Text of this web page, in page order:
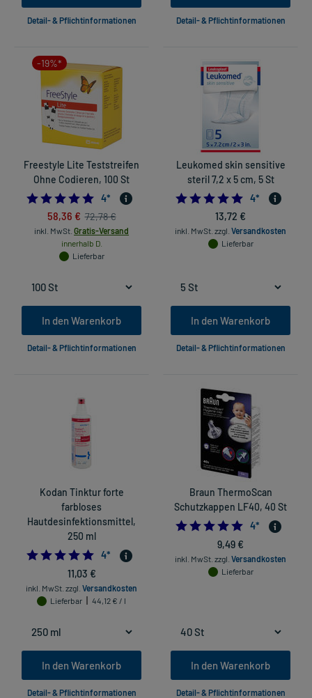
Detail- & Pflichtinformationen Detail- & Pflichtinformationen
-19%*
Freestyle Lite Teststreifen
Ohne Codieren, 100 St
5.0
4*
58,36 € 72,78 €
inkl. MwSt. Gratis-Versand
innerhalb D.
Lieferbar
In den Warenkorb
Detail- & Pflichtinformationen
Leukomed skin sensitive
steril 7,2 x 5 cm, 5 St
5.0
4*
13,72 €
inkl. MwSt. zzgl. Versandkosten
Lieferbar
In den Warenkorb
Detail- & Pflichtinformationen
Kodan Tinktur forte
farbloses
Hautdesinfektionsmittel,
250 ml
4.75
4*
11,03 €
inkl. MwSt. zzgl. Versandkosten
Lieferbar
44,12 € / l
In den Warenkorb
Detail- & Pflichtinformationen
Braun ThermoScan
Schutzkappen LF40, 40 St
5.0
4*
9,49 €
inkl. MwSt. zzgl. Versandkosten
Lieferbar
In den Warenkorb
Detail- & Pflichtinformationen